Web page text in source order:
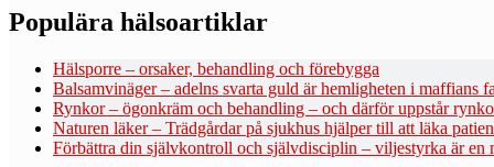
Populära hälsoartiklar
Hälsporre – orsaker, behandling och förebygga
Balsamvinäger – adelns svarta guld är hemligheten i maffians
Rynkor – ögonkräm och behandling – och därför uppstår
Naturen läker – Trädgårdar på sjukhus hjälper till att läka
Förbättra din självkontroll och självdisciplin – viljestyrka är en